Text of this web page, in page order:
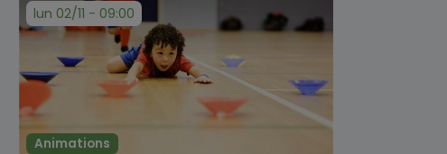
lun 02/11 - 09:00
Animations